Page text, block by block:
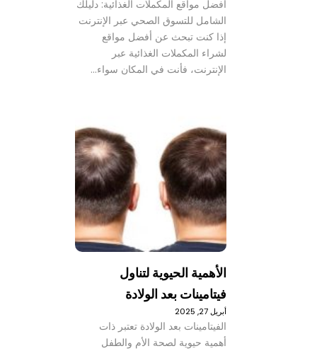
أفضل مواقع المكملات الغذائية: دليلك
الشامل للتسوق الصحي عبر الإنترنت
إذا كنت تبحث عن أفضل مواقع
لشراء المكملات الغذائية عبر
الإنترنت، فأنت في المكان سواء…
الأهمية الحيوية لتناول
فيتامينات بعد الولادة
أبريل 27, 2025
الفيتامينات بعد الولادة تعتبر ذات
أهمية حيوية لصحة الأم والطفل